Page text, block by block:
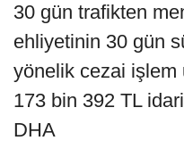
30 gün trafikten
ehliyetinin 30 gün
yönelik cezai işlem
173 bin 392 TL
DHA